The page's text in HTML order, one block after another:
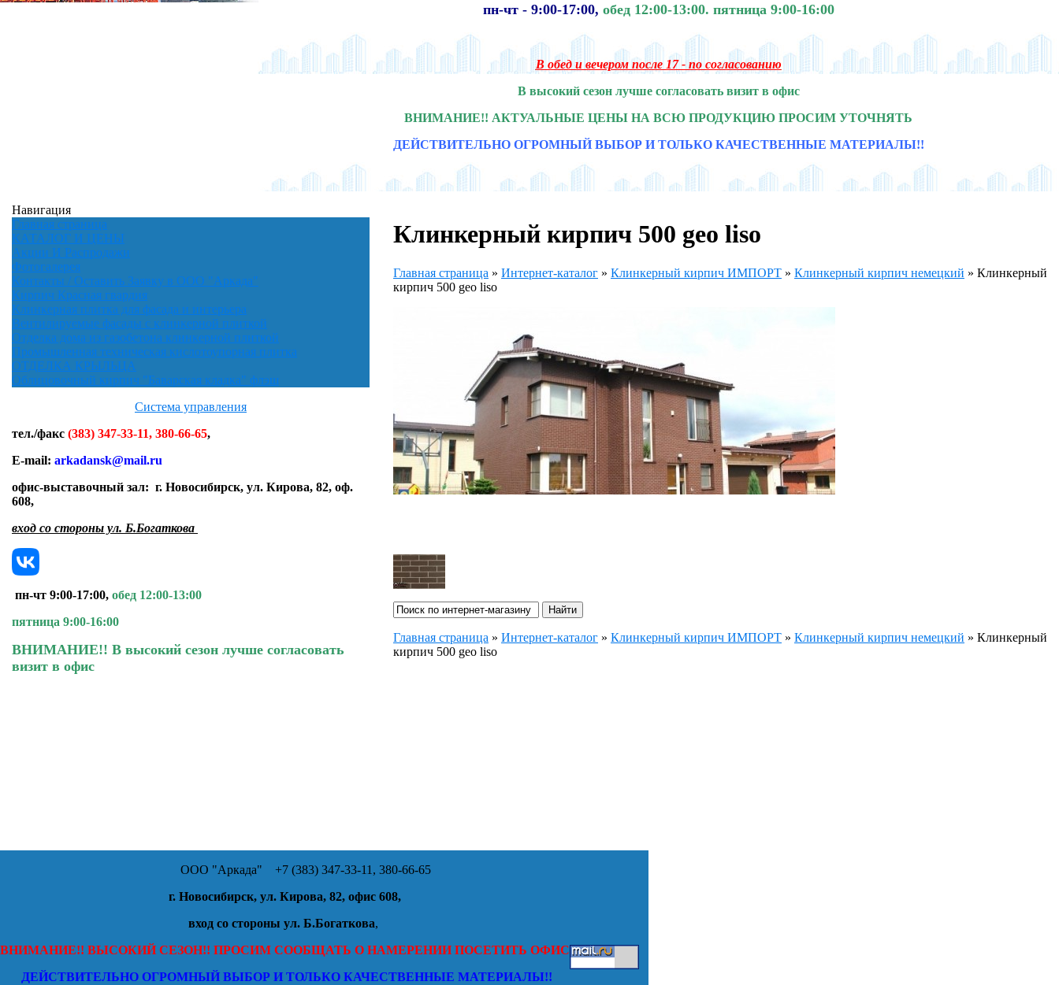
пн-чт - 9:00-17:00, обед 12:00-13:00. пятница 9:00-16:00
В обед и вечером после 17 - по согласованию
В высокий сезон лучше согласовать визит в офис
ВНИМАНИЕ!! АКТУАЛЬНЫЕ ЦЕНЫ НА ВСЮ ПРОДУКЦИЮ ПРОСИМ УТОЧНЯТЬ
ДЕЙСТВИТЕЛЬНО ОГРОМНЫЙ ВЫБОР И ТОЛЬКО КАЧЕСТВЕННЫЕ МАТЕРИАЛЫ!!
Навигация
Главная страница
КАТАЛОГ И ЦЕНЫ
Акции И Распродажи
Фотогалерея
Контакты / Оставить Заявку в ООО "Аркада"
Кирпич Красная гвардия
Клинкерная плитка для фасада и интерьера
Вентилируемые фасады с клинкерной плиткой
Отделка дома из газобетона клинкерной плиткой
Промышленная техническая кислотоупорная плитка
ОТДЕЛКА КРЫЛЬЦА
Облицовочный кирпич "Баварская кладка" флэш
Система управления
тел./факс (383) 347-33-11, 380-66-65,
E-mail: arkadansk@mail.ru
офис-выставочный зал: г. Новосибирск, ул. Кирова, 82, оф.
608,
вход со стороны ул. Б.Богаткова
пн-чт 9:00-17:00, обед 12:00-13:00
пятница 9:00-16:00
ВНИМАНИЕ!! В высокий сезон лучше согласовать
визит в офис
Клинкерный кирпич 500 geo liso
Главная страница » Интернет-каталог » Клинкерный кирпич ИМПОРТ » Клинкерный кирпич немецкий » Клинкерный
кирпич 500 geo liso
Главная страница » Интернет-каталог » Клинкерный кирпич ИМПОРТ » Клинкерный кирпич немецкий » Клинкерный
кирпич 500 geo liso
ООО "Аркада" +7 (383) 347-33-11, 380-66-65
г. Новосибирск, ул. Кирова, 82, офис 608,
вход со стороны ул. Б.Богаткова,
ВНИМАНИЕ!! ВЫСОКИЙ СЕЗОН!! ПРОСИМ СООБЩАТЬ О НАМЕРЕНИИ ПОСЕТИТЬ ОФИС
ДЕЙСТВИТЕЛЬНО ОГРОМНЫЙ ВЫБОР И ТОЛЬКО КАЧЕСТВЕННЫЕ МАТЕРИАЛЫ!!